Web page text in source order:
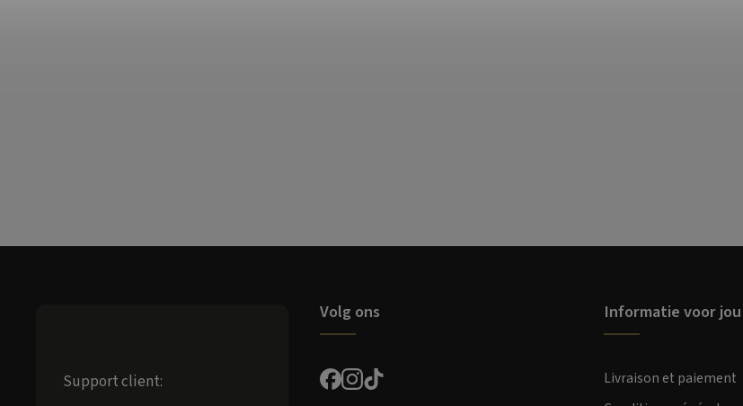
Support client:
Volg ons Informatie voor jou
Livraison et paiement